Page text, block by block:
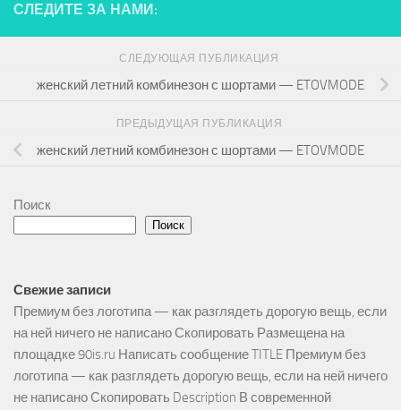
СЛЕДИТЕ ЗА НАМИ:
СЛЕДУЮЩАЯ ПУБЛИКАЦИЯ
женский летний комбинезон с шортами — ETOVMODE
ПРЕДЫДУЩАЯ ПУБЛИКАЦИЯ
женский летний комбинезон с шортами — ETOVMODE
Поиск
Поиск
Свежие записи
Премиум без логотипа — как разглядеть дорогую вещь, если
на ней ничего не написано Скопировать Размещена на
площадке 90is.ru Написать сообщение TITLE Премиум без
логотипа — как разглядеть дорогую вещь, если на ней ничего
не написано Скопировать Description В современной